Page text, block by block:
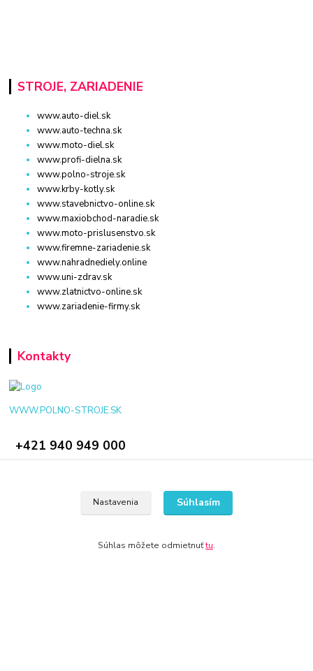
STROJE, ZARIADENIE
www.auto-diel.sk
www.auto-techna.sk
www.moto-diel.sk
www.profi-dielna.sk
www.polno-stroje.sk
www.krby-kotly.sk
www.stavebnictvo-online.sk
www.maxiobchod-naradie.sk
www.moto-prislusenstvo.sk
www.firemne-zariadenie.sk
www.nahradnediely.online
www.uni-zdrav.sk
www.zlatnictvo-online.sk
www.zariadenie-firmy.sk
Kontakty
WWW.POLNO-STROJE.SK
+421 940 949 000
Nastavenia Súhlasím
Súhlas môžete odmietnuťtu.